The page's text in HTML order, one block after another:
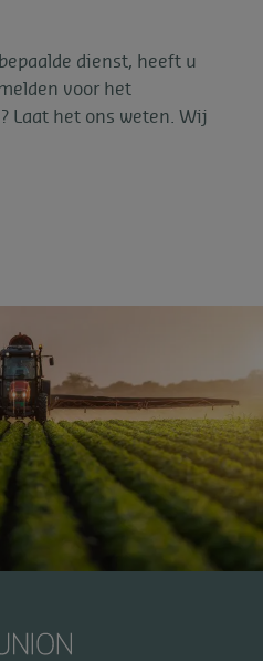
dienst, heeft u
voor het
Laat het ons weten. Wij